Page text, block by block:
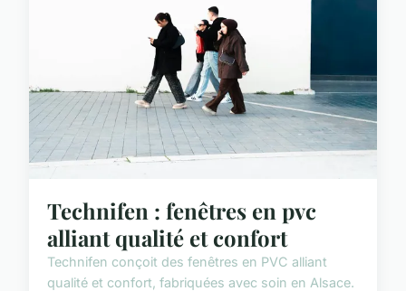
Technifen : fenêtres en pvc
alliant qualité et confort
Technifen conçoit des fenêtres en PVC alliant
qualité et confort, fabriquées avec soin en Alsace.